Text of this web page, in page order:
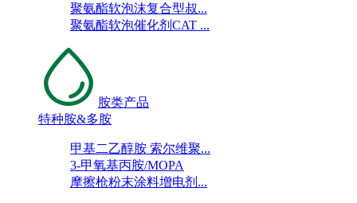
聚氨酯软泡沫复合型叔...
聚氨酯软泡催化剂CAT ...
胺类产品
特种胺&多胺
甲基二乙醇胺 索尔维聚...
3-甲氧基丙胺/MOPA
摩擦枪粉末涂料增电剂...